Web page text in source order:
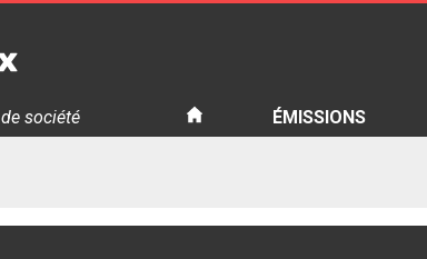
de jeux de société
société ÉMISSIONS